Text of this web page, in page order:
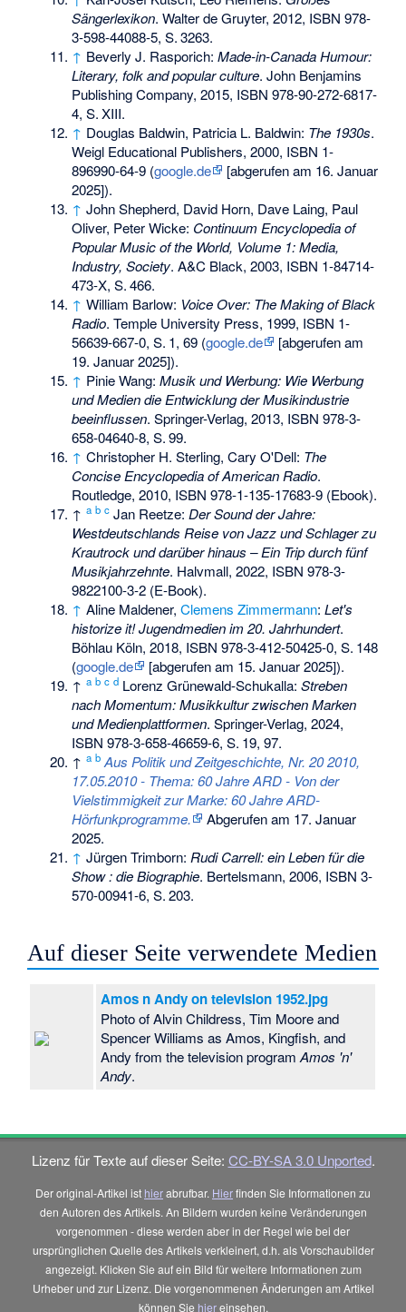
Sängerlexikon. Walter de Gruyter, 2012, ISBN 978-
3-598-44088-5,S.3263.
↑ Beverly J. Rasporich:Made-in-Canada Humour:
Literary, folk and popular culture. John Benjamins
Publishing Company, 2015, ISBN 978-90-272-6817-
4,S.XIII.
↑ Douglas Baldwin, Patricia L. Baldwin: The 1930s.
Weigl Educational Publishers, 2000, ISBN 1-
896990-64-9 (google.de
[abgerufen am 16. Januar
2025]).
↑ John Shepherd, David Horn, Dave Laing, Paul
Oliver, Peter Wicke: Continuum Encyclopedia of
Popular Music of the World, Volume 1: Media,
Industry, Society. A&C Black, 2003, ISBN 1-84714-
473-X,S.466.
↑ William Barlow: Voice Over: The Making of Black
Radio. Temple University Press, 1999, ISBN 1-
56639-667-0,S. 1, 69 (google.de
[abgerufen am
19. Januar 2025]).
↑ Pinie Wang:Musik und Werbung: Wie Werbung
und Medien die Entwicklung der Musikindustrie
beeinflussen. Springer-Verlag, 2013, ISBN 978-3-
658-04640-8,S.99.
↑ Christopher H. Sterling, Cary O'Dell: The
Concise Encyclopedia of American Radio.
Routledge, 2010, ISBN 978-1-135-17683-9 (Ebook).
↑a b c Jan Reetze:Der Sound der Jahre:
Westdeutschlands Reise von Jazz und Schlager zu
Krautrock und darüber hinaus – Ein Trip durch fünf
Musikjahrzehnte. Halvmall, 2022, ISBN 978-3-
9822100-3-2 (E-Book).
↑ Aline Maldener,Clemens Zimmermann:Let's
historize it! Jugendmedien im 20. Jahrhundert.
Böhlau Köln, 2018, ISBN 978-3-412-50425-0,S. 148
(google.de
[abgerufen am 15. Januar 2025]).
↑a b c d Lorenz Grünewald-Schukalla:Streben
nach Momentum: Musikkultur zwischen Marken
und Medienplattformen. Springer-Verlag, 2024,
ISBN 978-3-658-46659-6,S. 19, 97.
↑a b Aus Politik und Zeitgeschichte, Nr. 20 2010,
17.05.2010 - Thema: 60 Jahre ARD - Von der
Vielstimmigkeit zur Marke: 60 Jahre ARD-
Hörfunkprogramme.
Abgerufen am 17. Januar
2025.
↑ Jürgen Trimborn: Rudi Carrell: ein Leben für die
Show : die Biographie. Bertelsmann, 2006, ISBN 3-
570-00941-6,S.203.
Auf dieser Seite verwendete Medien
Amos n Andy on television 1952.jpg
Photo of Alvin Childress, Tim Moore and
Spencer Williams as Amos, Kingfish, and
Andy from the television programAmos 'n'
Andy.
Lizenz für Texte auf dieser Seite: CC-BY-SA 3.0 Unported.
Der original-Artikel ist hierabrufbar. Hierfinden Sie Informationen zu
den Autoren des Artikels. An Bildern wurden keine Veränderungen
vorgenommen - diese werden aber in der Regel wie bei der
ursprünglichen Quelle des Artikels verkleinert, d.h. als Vorschaubilder
angezeigt. Klicken Sie auf ein Bild für weitere Informationen zum
Urheber und zur Lizenz. Die vorgenommenen Änderungen am Artikel
können Sie hiereinsehen.